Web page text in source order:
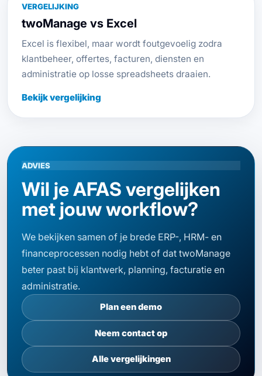
VERGELIJKING
twoManage vs Excel
Excel is flexibel, maar wordt foutgevoelig zodra
klantbeheer, offertes, facturen, diensten en
administratie op losse spreadsheets draaien.
Bekijk vergelijking
ADVIES
Wil je AFAS vergelijken
met jouw workflow?
We bekijken samen of je brede ERP-, HRM- en
financeprocessen nodig hebt of dat twoManage
beter past bij klantwerk, planning, facturatie en
administratie.
Plan een demo
Neem contact op
Alle vergelijkingen